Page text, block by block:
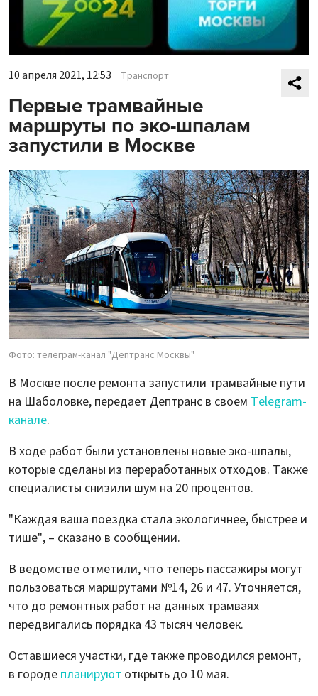
10 апреля 2021, 12:53 Транспорт
Первые трамвайные
маршруты по эко-шпалам
запустили в Москве
Фото: телеграм-канал "Дептранс Москвы"
В Москве после ремонта запустили трамвайные пути
на Шаболовке, передает Дептранс в своем Telegram-
канале.
В ходе работ были установлены новые эко-шпалы,
которые сделаны из переработанных отходов. Также
специалисты снизили шум на 20 процентов.
"Каждая ваша поездка стала экологичнее, быстрее и
тише", – сказано в сообщении.
В ведомстве отметили, что теперь пассажиры могут
пользоваться маршрутами №14, 26 и 47. Уточняется,
что до ремонтных работ на данных трамваях
передвигались порядка 43 тысяч человек.
Оставшиеся участки, где также проводился ремонт,
в городе планируют открыть до 10 мая.